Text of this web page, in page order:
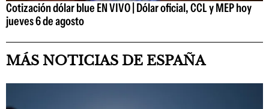
Cotización dólar blue EN VIVO | Dólar oficial, CCL y MEP hoy
jueves 6 de agosto
MÁS NOTICIAS DE ESPAÑA